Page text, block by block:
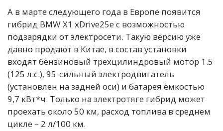
А в марте следующего года в Европе появится
гибрид BMW X1 xDrive25e с возможностью
подзарядки от электросети. Такую версию уже
давно продают в Китае, в состав установки
входят бензиновый трехцилиндровый мотор 1.5
(125 л.с.), 95-сильный электродвигатель
(установлен на задней оси) и батарея ёмкостью
9,7 кВт*ч. Только на электротяге гибрид может
проехать около 50 км, расход топлива в среднем
цикле – 2 л/100 км.